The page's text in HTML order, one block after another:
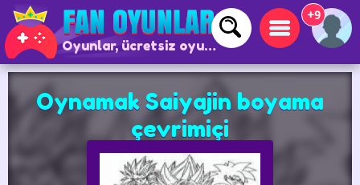
Oyunlar, ücretsiz oyunlar ve çevrimiçi oyunlar
+9
Oynamak Saiyajin boyama
çevrimiçi